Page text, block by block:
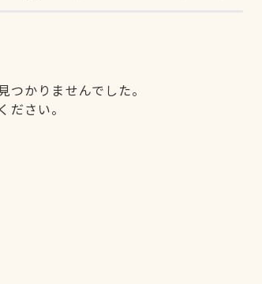
かりませんでした。
さい。